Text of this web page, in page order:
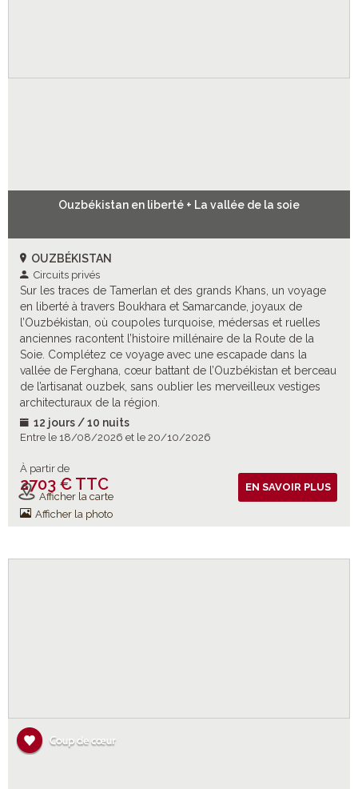
Ouzbékistan en liberté + La vallée de la soie
OUZBÉKISTAN
Circuits privés
Sur les traces de Tamerlan et des grands Khans, un voyage
en liberté à travers Boukhara et Samarcande, joyaux de
l’Ouzbékistan, où coupoles turquoise, médersas et ruelles
anciennes racontent l’histoire millénaire de la Route de la
Soie. Complétez ce voyage avec une escapade dans la
vallée de Ferghana, cœur battant de l’Ouzbékistan et berceau
de l’artisanat ouzbek, sans oublier les merveilleux vestiges
architecturaux de la région.
12 jours / 10 nuits
Entre le 18/08/2026 et le 20/10/2026
À partir de
2703 € TTC
Vols inclus
Afficher la carte
Afficher la photo
EN SAVOIR PLUS